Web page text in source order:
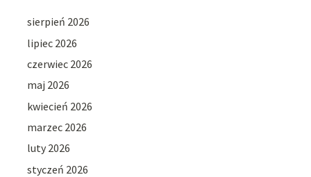
sierpień 2026
lipiec 2026
czerwiec 2026
maj 2026
kwiecień 2026
marzec 2026
luty 2026
styczeń 2026